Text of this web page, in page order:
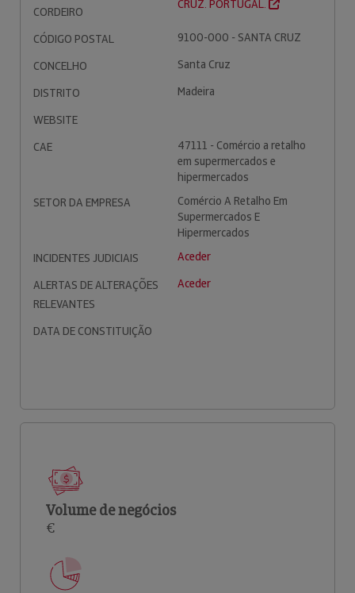
CORDEIRO
CRUZ. PORTUGAL.
CÓDIGO POSTAL
9100-000 - SANTA CRUZ
CONCELHO
Santa Cruz
DISTRITO
Madeira
WEBSITE
CAE
47111 - Comércio a retalho
em supermercados e
hipermercados
SETOR DA EMPRESA
Comércio A Retalho Em
Supermercados E
Hipermercados
INCIDENTES JUDICIAIS
Aceder
ALERTAS DE ALTERAÇÕES
RELEVANTES
Aceder
DATA DE CONSTITUIÇÃO
Volume de negócios
€